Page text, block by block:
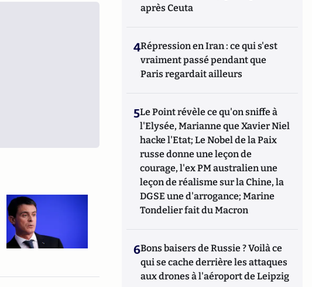
après Ceuta
4Répression en Iran : ce qui s'est
vraiment passé pendant que
Paris regardait ailleurs
5Le Point révèle ce qu'on sniffe à
l'Elysée, Marianne que Xavier Niel
hacke l'Etat; Le Nobel de la Paix
russe donne une leçon de
courage, l'ex PM australien une
leçon de réalisme sur la Chine, la
DGSE une d'arrogance; Marine
Tondelier fait du Macron
6Bons baisers de Russie ? Voilà ce
qui se cache derrière les attaques
aux drones à l'aéroport de Leipzig